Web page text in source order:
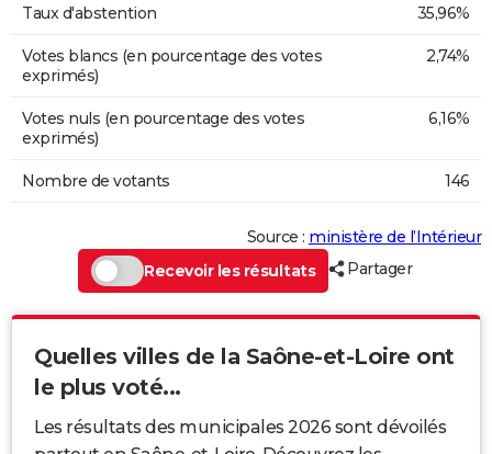
Taux d'abstention 35,96%
Votes blancs (en pourcentage des votes
exprimés)
2,74%
Votes nuls (en pourcentage des votes
exprimés)
6,16%
Nombre de votants 146
Source : ministère de l’Intérieur
Recevoir les résultats
Partager
Quelles villes de la Saône-et-Loire ont
le plus voté...
Les résultats des municipales 2026 sont dévoilés